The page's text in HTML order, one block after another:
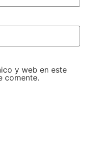
y web en este
comente.